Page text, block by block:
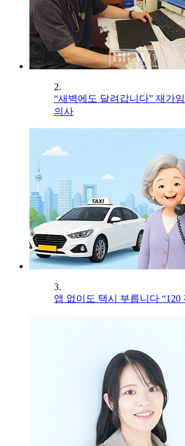
2.
“새벽에도 달려갑니다” 재가
의사
3.
앱 없이도 택시 부릅니다 “120